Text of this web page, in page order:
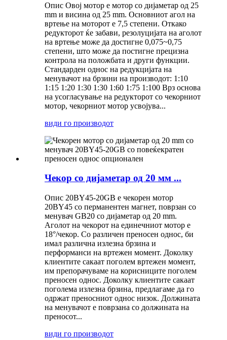
Опис Овој мотор е мотор со дијаметар од 25
mm и висина од 25 mm. Основниот агол на
вртење на моторот е 7,5 степени. Откако
редукторот ќе забави, резолуцијата на аголот
на вртење може да достигне 0,075~0,75
степени, што може да постигне прецизна
контрола на положбата и други функции.
Стандарден однос на редукцијата на
менувачот на брзини на производот: 1:10
1:15 1:20 1:30 1:30 1:60 1:75 1:100 Врз основа
на усогласување на редукторот со чекорниот
мотор, чекорниот мотор усвојува...
види го производот
Чекор со дијаметар од 20 мм ...
Опис 20BY45-20GB е чекорен мотор
20BY45 со перманентен магнет, поврзан со
менувач GB20 со дијаметар од 20 mm.
Аголот на чекорот на единечниот мотор е
18°/чекор. Со различен преносен однос, би
имал различна излезна брзина и
перформанси на вртежен момент. Доколку
клиентите сакаат поголем вртежен момент,
им препорачуваме на корисниците поголем
преносен однос. Доколку клиентите сакаат
поголема излезна брзина, предлагаме да го
одржат преносниот однос низок. Должината
на менувачот е поврзана со должината на
преносот...
види го производот